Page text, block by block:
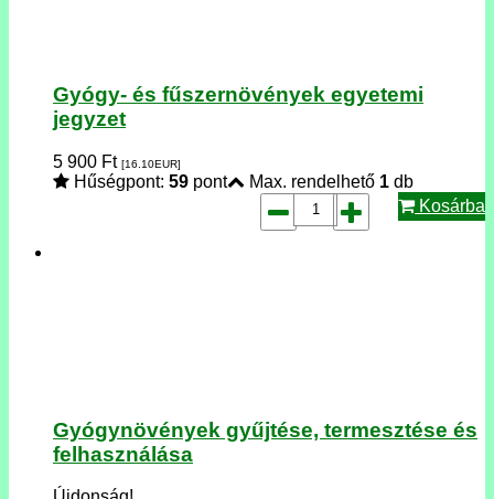
Gyógy- és fűszernövények egyetemi
jegyzet
5 900 Ft [16.10EUR]
Hűségpont: 59 pont Max. rendelhető 1 db
Kosárba
Gyógynövények gyűjtése, termesztése és
felhasználása